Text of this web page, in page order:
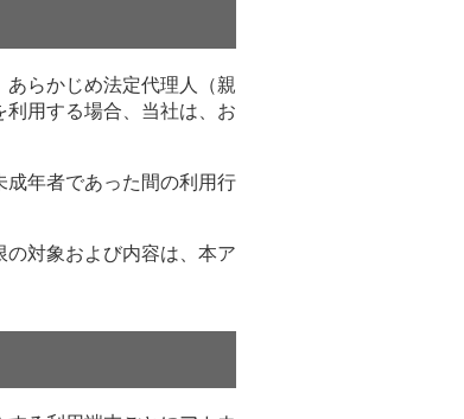
らかじめ法定代理人（親
用する場合、当社は、お
年者であった間の利用行
対象および内容は、本ア